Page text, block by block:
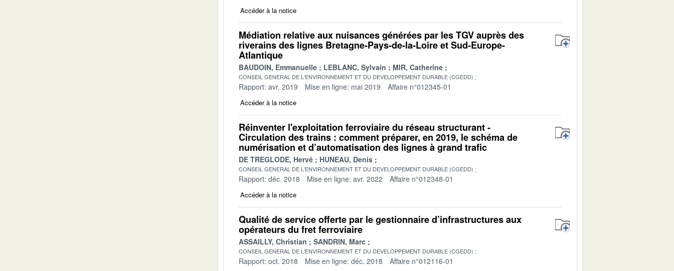
Accéder à la notice
Médiation relative aux nuisances générées par les TGV auprès des
riverains des lignes Bretagne-Pays-de-la-Loire et Sud-Europe-
Atlantique
BAUDOIN, Emmanuelle LEBLANC, Sylvain MIR, Catherine
CONSEIL GENERAL DE L'ENVIRONNEMENT ET DU DEVELOPPEMENT DURABLE (CGEDD)
Rapport: avr. 2019 Mise en ligne: mai 2019 Affaire n°012345-01
Accéder à la notice
Réinventer l'exploitation ferroviaire du réseau structurant -
Circulation des trains : comment préparer, en 2019, le schéma de
numérisation et d’automatisation des lignes à grand trafic
DE TREGLODE, Hervé HUNEAU, Denis
CONSEIL GENERAL DE L'ENVIRONNEMENT ET DU DEVELOPPEMENT DURABLE (CGEDD)
Rapport: déc. 2018 Mise en ligne: avr. 2022 Affaire n°012348-01
Accéder à la notice
Qualité de service offerte par le gestionnaire d’infrastructures aux
opérateurs du fret ferroviaire
ASSAILLY, Christian SANDRIN, Marc
CONSEIL GENERAL DE L'ENVIRONNEMENT ET DU DEVELOPPEMENT DURABLE (CGEDD)
Rapport: oct. 2018 Mise en ligne: déc. 2018 Affaire n°012116-01